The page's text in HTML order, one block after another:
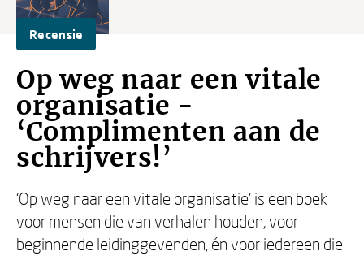
Recensie
Op weg naar een vitale
organisatie -
‘Complimenten aan de
schrijvers!’
‘Op weg naar een vitale organisatie’ is een boek
voor mensen die van verhalen houden, voor
beginnende leidinggevenden, én voor iedereen die